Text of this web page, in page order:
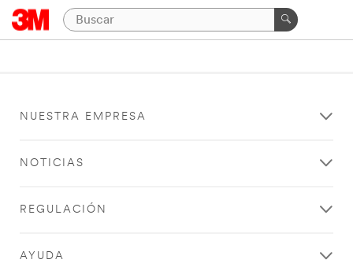
NUESTRA EMPRESA
NOTICIAS
REGULACIÓN
AYUDA